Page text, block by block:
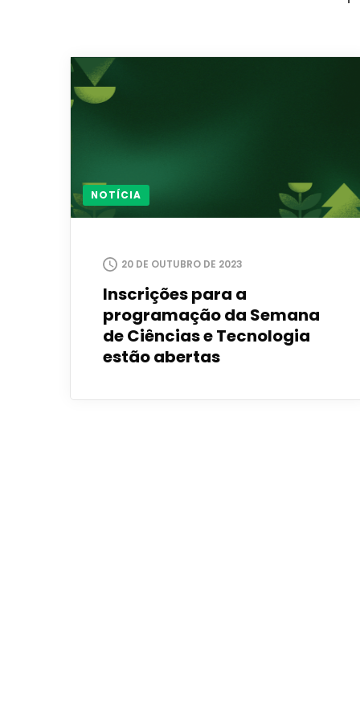
NOTÍCIA
20 DE OUTUBRO DE 2023
Inscrições para a
programação da Semana
de Ciências e Tecnologia
estão abertas